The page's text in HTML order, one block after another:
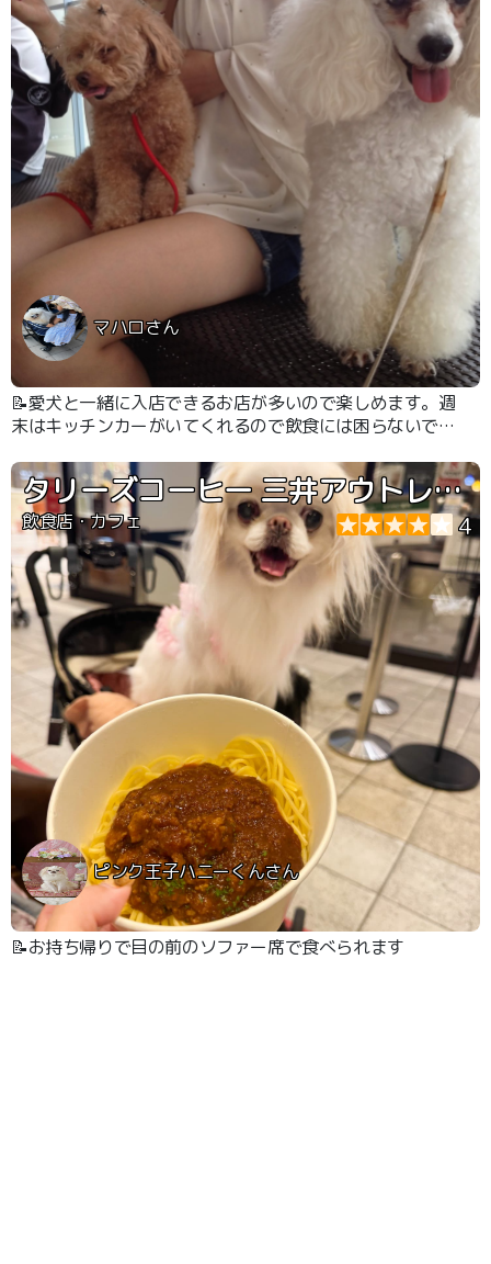
マハロさん
📝愛犬と一緒に入店できるお店が多いので楽しめます。週
末はキッチンカーがいてくれるので飲食には困らないで
タリーズコーヒー 三井アウトレットパーク ジャズドリーム長島店
飲食店・カフェ 4
ピンク王子ハニーくんさん
📝お持ち帰りで目の前のソファー席で食べられます